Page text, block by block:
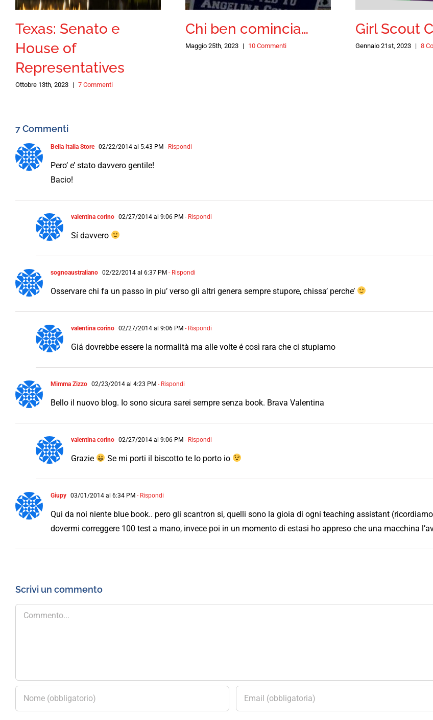
Texas: Senato e
House of
Representatives
Ottobre 13th, 2023 | 7 Commenti
Chi ben comincia…
Maggio 25th, 2023 | 10 Commenti
Girl Scout
Gennaio 21st, 2023 | 8
7 Commenti
Bella Italia Store 02/22/2014 al 5:43 PM - Rispondi
Pero’ e’ stato davvero gentile!
Bacio!
valentina corino 02/27/2014 al 9:06 PM - Rispondi
Sí davvero
sognoaustraliano 02/22/2014 al 6:37 PM - Rispondi
Osservare chi fa un passo in piu’ verso gli altri genera sempre stupore, chissa’ perche’
valentina corino 02/27/2014 al 9:06 PM - Rispondi
Giá dovrebbe essere la normalità ma alle volte é così rara che ci stupiamo
Mimma Zizzo 02/23/2014 al 4:23 PM - Rispondi
Bello il nuovo blog. Io sono sicura sarei sempre senza book. Brava Valentina
valentina corino 02/27/2014 al 9:06 PM - Rispondi
Grazie Se mi porti il biscotto te lo porto io
Giupy 03/01/2014 al 6:34 PM - Rispondi
Qui da noi niente blue book.. pero gli scantron si, quelli sono la gioia di ogni teaching assistant
dovermi correggere 100 test a mano, invece poi in un momento di estasi ho appreso che una macchina
Scrivi un commento
Commento